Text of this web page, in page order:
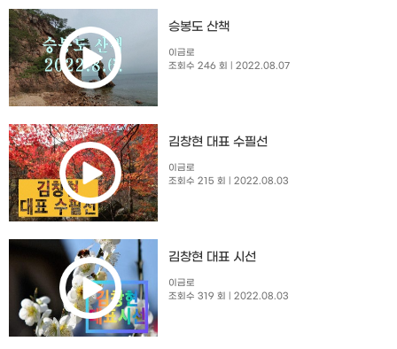
승봉도 산책
이금로
조회수 246 회
| 2022.08.07
김창현 대표 수필선
이금로
조회수 215 회
| 2022.08.03
김창현 대표 시선
이금로
조회수 319 회
| 2022.08.03